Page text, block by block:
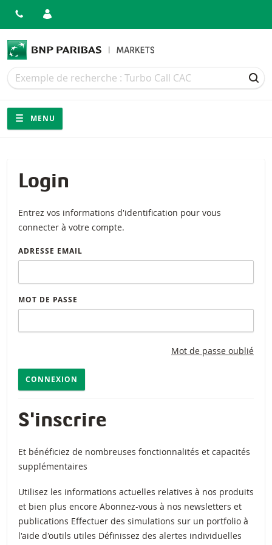
Recherche
Recherche
Navigation
Navigation sur le site
MENU
Login
Entrez vos informations d'identification pour vous
connecter à votre compte.
ADRESSE EMAIL
MOT DE PASSE
Mot de passe oublié
CONNEXION
S'inscrire
Et bénéficiez de nombreuses fonctionnalités et capacités
supplémentaires
Utilisez les informations actuelles relatives à nos produits
et bien plus encore Abonnez-vous à nos newsletters et
publications Effectuer des simulations sur un portfolio à
l'aide d'outils utiles Définissez des alertes individuelles